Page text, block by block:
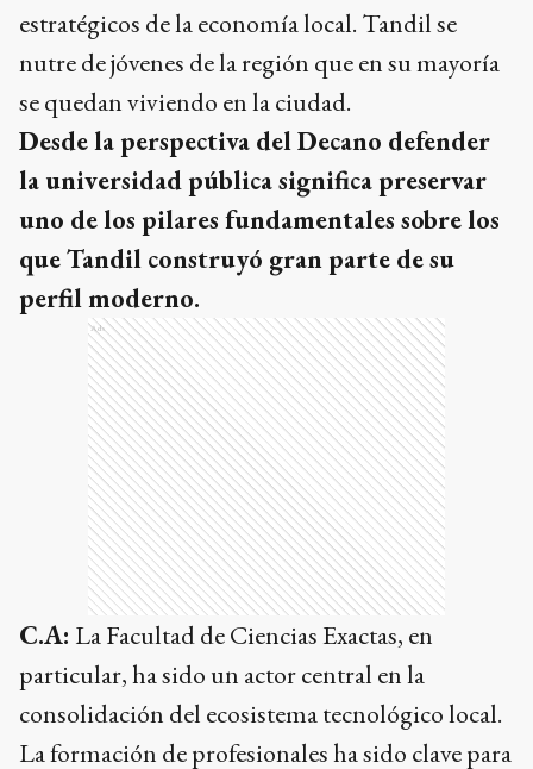
estratégicos de la economía local. Tandil se
nutre de jóvenes de la región que en su mayoría
se quedan viviendo en la ciudad.
Desde la perspectiva del Decano defender
la universidad pública significa preservar
uno de los pilares fundamentales sobre los
que Tandil construyó gran parte de su
perfil moderno.
Ads
C.A: La Facultad de Ciencias Exactas, en
particular, ha sido un actor central en la
consolidación del ecosistema tecnológico local.
La formación de profesionales ha sido clave para